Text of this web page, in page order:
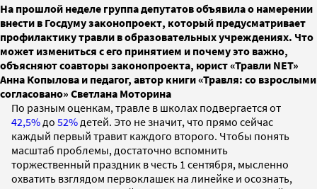
На прошлой неделе группа депутатов объявила о намерении
внести в Госдуму законопроект, который предусматривает
профилактику травли в образовательных учреждениях. Что
может измениться с его принятием и почему это важно,
объясняют соавторы законопроекта, юрист «Травли NET»
Анна Копылова и педагог, автор книги «Травля: со взрослыми
согласовано» Светлана Моторина
По разным оценкам, травле в школах подвергается от
42,5% до 52% детей. Это не значит, что прямо сейчас
каждый первый травит каждого второго. Чтобы понять
масштаб проблемы, достаточно вспомнить
торжественный праздник в честь 1 сентября, мысленно
охватить взглядом первоклашек на линейке и осознать,